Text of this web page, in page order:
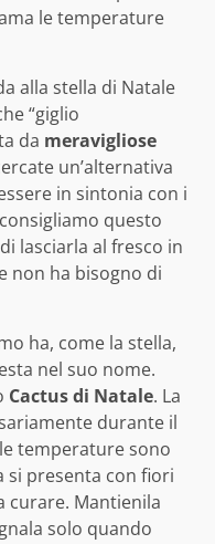
le temperature
alla stella di Natale
“giglio
da meravigliose
un’alternativa
in sintonia con i
questo
lasciarla al fresco in
non ha bisogno di
ha, come la stella,
nel suo nome.
Cactus di Natale. La
durante il
temperature sono
si presenta con fiori
curare. Mantienila
solo quando